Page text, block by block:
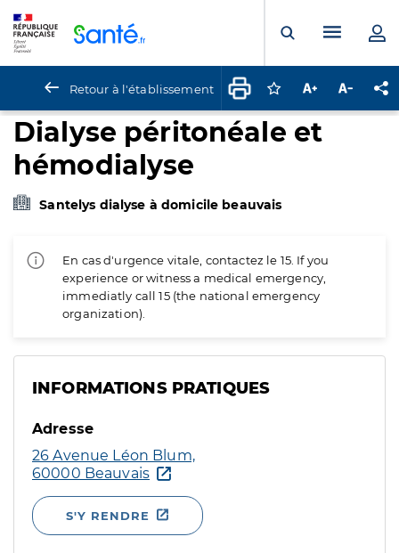
Ouvrir laMenu
Retour à l'établissement Connectez-vous
Augmenter la
Dialyse péritonéale et
hémodialyse
Santelys dialyse à domicile beauvais
En cas d'urgence vitale, contactez le 15. If you
experience or witness a medical emergency,
immediatly call 15 (the national emergency
organization).
INFORMATIONS PRATIQUES
Adresse
26 Avenue Léon Blum,
60000 Beauvais
S'Y RENDRE